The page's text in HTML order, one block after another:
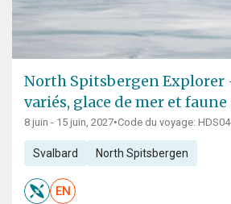
North Spitsbergen Explorer
variés, glace de mer et faune
8 juin - 15 juin, 2027•Code du voyage:
Svalbard North Spitsbergen
EN